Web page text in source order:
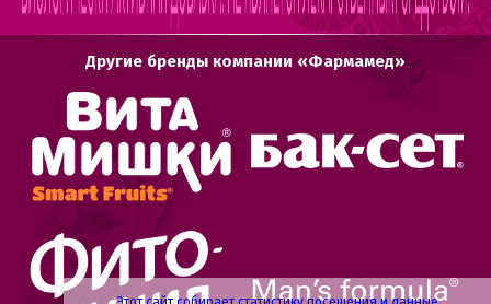
Другие бренды компании «Фармамед»